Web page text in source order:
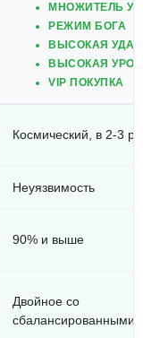
МНОЖИТЕЛЬ
РЕЖИМ БОГА
ВЫСОКАЯ
ВЫСОКАЯ
VIP ПОКУПКА
Космический, в 2-3
Неуязвимость
90% и выше
Двойное со
сбалансированными